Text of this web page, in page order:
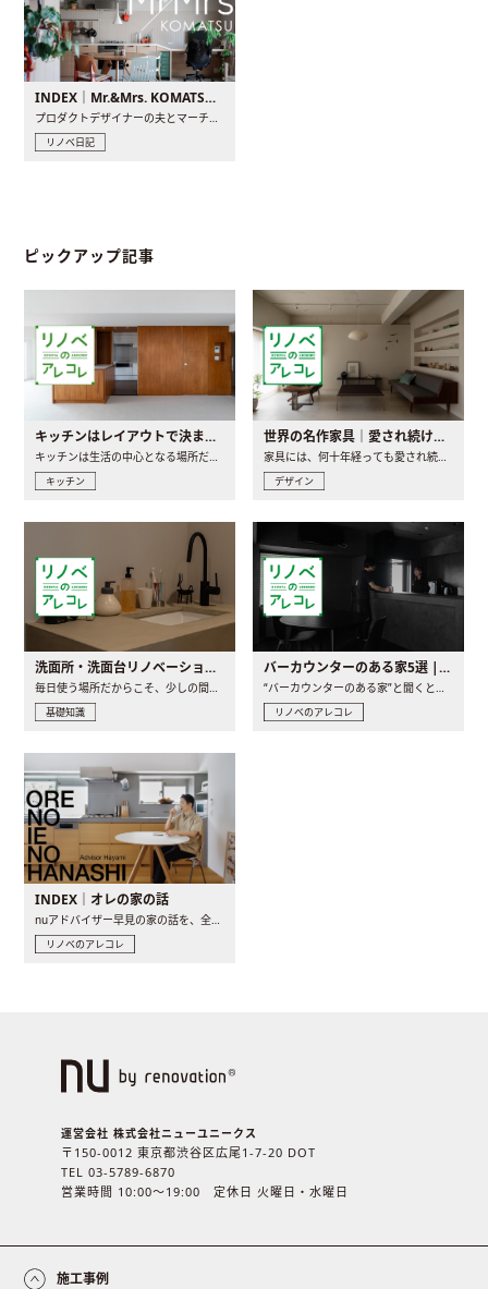
INDEX｜Mr.&Mrs. KOMATSU renovation diary
プロダクトデザイナーの夫とマーチャンダイザーの妻が、夫婦で..
リノベ日記
ピックアップ記事
キッチンはレイアウトで決まる。後悔しないための考え方と選び方
キッチンは生活の中心となる場所だからこそ、家の中のどこに置..
キッチン
世界の名作家具｜愛され続ける理由と一生モノとの出会い方
家具には、何十年経っても愛され続ける「名作」と呼ばれるもの..
デザイン
洗面所・洗面台リノベーションの事例と間取りアイデア
毎日使う場所だからこそ、少しの間取りの工夫や素材の選び方で..
基礎知識
バーカウンターのある家5選 | 日常に馴染む“距離の近い”キッチンとは
“バーカウンターのある家”と聞くと、少し特別な、大人のための..
リノベのアレコレ
INDEX｜オレの家の話
nuアドバイザー早見の家の話を、全4話でお届け。リノベーションを..
リノベのアレコレ
運営会社 株式会社ニューユニークス
〒150-0012 東京都渋谷区広尾1-7-20 DOT
TEL 03-5789-6870
営業時間 10:00〜19:00 定休日 火曜日・水曜日
施工事例